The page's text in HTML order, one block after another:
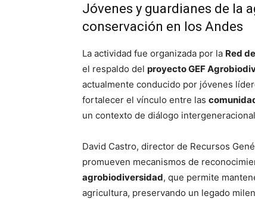
Jóvenes y guardianes de la
conservación en los Andes
La actividad fue organizada por la Red
el respaldo del proyecto GEF
actualmente conducido por jóvenes
fortalecer el vínculo entre las
un contexto de diálogo
David Castro, director de Recursos
promueven mecanismos de
agrobiodiversidad, que permite
agricultura, preservando un legado